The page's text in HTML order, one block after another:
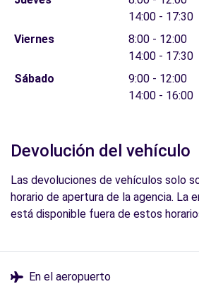
14:00 - 17:30
Viernes
8:00 - 12:00
14:00 - 17:30
Sábado
9:00 - 12:00
14:00 - 16:00
Devolución del vehículo
Las devoluciones de vehículos solo
horario de apertura de la agencia. La
está disponible fuera de estos
En el aeropuerto